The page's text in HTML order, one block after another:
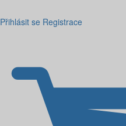
Přihlásit se Registrace